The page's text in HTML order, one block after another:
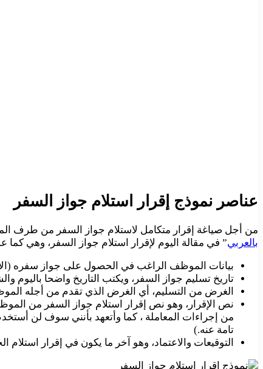
عناصر نموذج إقرار استلام جواز السفر
من أجل صياغة إقرار متكامل لاستلام جواز السفر من طرف
بالعربي” في مقالة اليوم لإقرار استلام جواز السفر، وهي كما
بيانات الموظف الراغب في الحصول على جواز سفره
تاريخ تسليم جواز السفر، ويكتب التاريخ واضحا باليوم
الغرض من التسليم، أي الغرض الذي تقدم من أجله
نص الإقرار، وهو نص إقرار استلام جواز السفر من
من إجراءات المعاملة ، كما وأتعهد بأنني سوف لن
تامة عنه.)
التوقيعات والاعتماد، وهو آخر ما يكون في إقرار استلام